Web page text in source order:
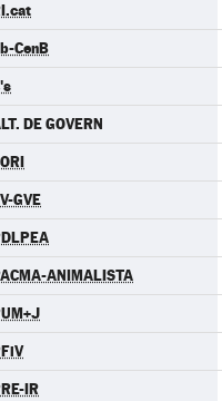
CenB
DE GOVERN
GVE
ANIMALISTA
IR